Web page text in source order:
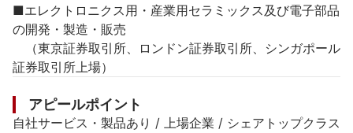
■エレクトロニクス用・産業用セラミックス及び電子部品
の開発・製造・販売
（東京証券取引所、ロンドン証券取引所、シンガポール
証券取引所上場）
アピールポイント
自社サービス・製品あり / 上場企業 / シェアトップクラス